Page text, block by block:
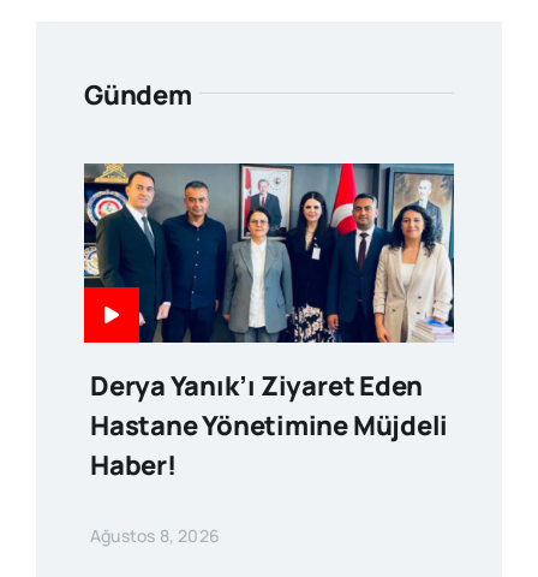
Gündem
Derya Yanık’ı Ziyaret Eden
Hastane Yönetimine Müjdeli
Haber!
Ağustos 8, 2026